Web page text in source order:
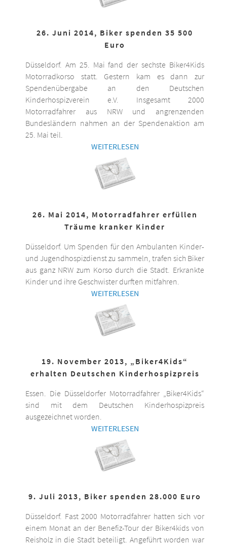
26. Juni 2014, Biker spenden 35 500
Euro
Düsseldorf. Am 25. Mai fand der sechste Biker4Kids
Motorradkorso statt. Gestern kam es dann zur
Spendenübergabe an den Deutschen
Kinderhospizverein e.V. Insgesamt 2000
Motorradfahrer aus NRW und angrenzenden
Bundesländern nahmen an der Spendenaktion am
25. Mai teil.
WEITERLESEN
26. Mai 2014, Motorradfahrer erfüllen
Träume kranker Kinder
Düsseldorf. Um Spenden für den Ambulanten Kinder-
und Jugendhospizdienst zu sammeln, trafen sich Biker
aus ganz NRW zum Korso durch die Stadt. Erkrankte
Kinder und ihre Geschwister durften mitfahren.
WEITERLESEN
19. November 2013, „Biker4Kids“
erhalten Deutschen Kinderhospizpreis
Essen. Die Düsseldorfer Motorradfahrer „Biker4Kids“
sind mit dem Deutschen Kinderhospizpreis
ausgezeichnet worden.
WEITERLESEN
9. Juli 2013, Biker spenden 28.000 Euro
Düsseldorf. Fast 2000 Motorradfahrer hatten sich vor
einem Monat an der Benefiz-Tour der Biker4kids von
Reisholz in die Stadt beteiligt. Angeführt worden war